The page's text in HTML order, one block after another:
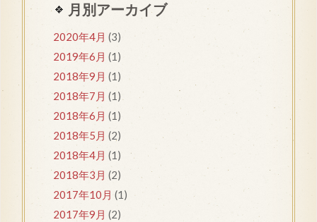
月別アーカイブ
2020年4月 (3)
2019年6月 (1)
2018年9月 (1)
2018年7月 (1)
2018年6月 (1)
2018年5月 (2)
2018年4月 (1)
2018年3月 (2)
2017年10月 (1)
2017年9月 (2)